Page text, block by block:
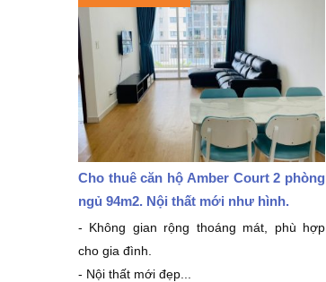
Cho thuê căn hộ Amber Court 2 phòng
ngủ 94m2. Nội thất mới như hình.
- Không gian rộng thoáng mát, phù hợp
cho gia đình.
- Nội thất mới đẹp...